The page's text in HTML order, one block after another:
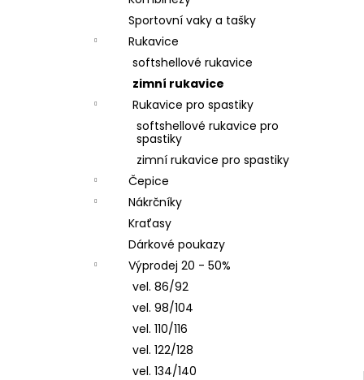
Sportovní vaky a tašky
Rukavice
softshellové rukavice
zimní rukavice
Rukavice pro spastiky
softshellové rukavice pro
spastiky
zimní rukavice pro spastiky
Čepice
Nákrčníky
Kraťasy
Dárkové poukazy
Výprodej 20 - 50%
vel. 86/92
vel. 98/104
vel. 110/116
vel. 122/128
vel. 134/140
ČEPICE S OHRNUTÝM LEMEM, KOŇAK
290 Kč